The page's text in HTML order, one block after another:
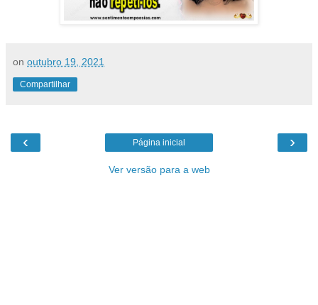
on outubro 19, 2021
Compartilhar
‹ ›
Página inicial
Ver versão para a web